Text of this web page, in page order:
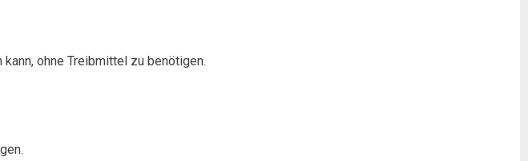
ohne Treibmittel zu benötigen.